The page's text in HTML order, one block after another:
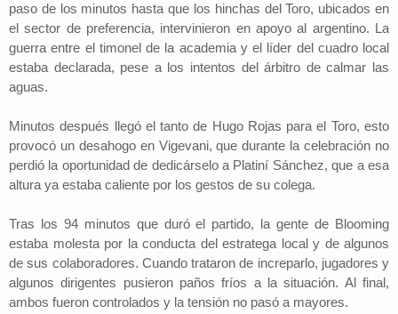
paso de los minutos hasta que los hinchas del Toro, ubicados en
el sector de preferencia, intervinieron en apoyo al argentino. La
guerra entre el timonel de la academia y el líder del cuadro local
estaba declarada, pese a los intentos del árbitro de calmar las
aguas.
Minutos después llegó el tanto de Hugo Rojas para el Toro, esto
provocó un desahogo en Vigevani, que durante la celebración no
perdió la oportunidad de dedicárselo a Platiní Sánchez, que a esa
altura ya estaba caliente por los gestos de su colega.
Tras los 94 minutos que duró el partido, la gente de Blooming
estaba molesta por la conducta del estratega local y de algunos
de sus colaboradores. Cuando trataron de increparlo, jugadores y
algunos dirigentes pusieron paños fríos a la situación. Al final,
ambos fueron controlados y la tensión no pasó a mayores.